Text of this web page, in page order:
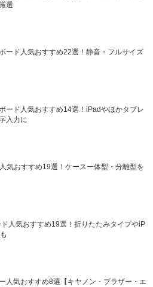
選
ード人気おすすめ22選！静音・フルサイズ
ード人気おすすめ14選！iPadやほかタブレ
入力に
気おすすめ19選！ケース一体型・分離型を
人気おすすめ19選！折りたたみタイプやiP
人気おすすめ8選【キヤノン・ブラザー・エ